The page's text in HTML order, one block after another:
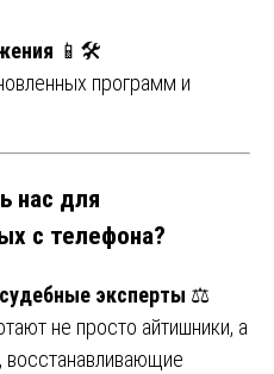
📱🛠️
программ и
нас для
с телефона?
эксперты ⚖️
не просто айтишники, а
, восстанавливающие